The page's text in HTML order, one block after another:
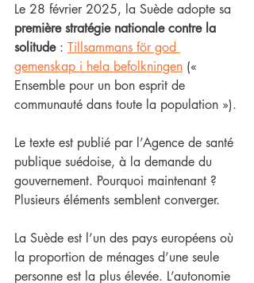
Le 28 février 2025, la Suède adopte sa
première stratégie nationale contre la
solitude : Tillsammans för god
gemenskap i hela befolkningen («
Ensemble pour un bon esprit de
communauté dans toute la population »).
Le texte est publié par l’Agence de santé
publique suédoise, à la demande du
gouvernement. Pourquoi maintenant ?
Plusieurs éléments semblent converger.
La Suède est l’un des pays européens où
la proportion de ménages d’une seule
personne est la plus élevée. L’autonomie